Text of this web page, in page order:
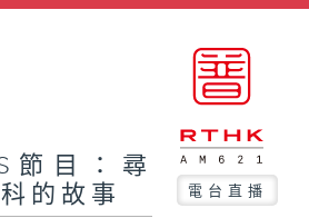
節目：尋
的故事
電台直播